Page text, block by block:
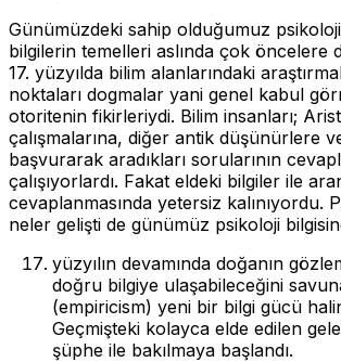
Günümüzdeki sahip olduğumuz psikoloji
bilgilerin temelleri aslında çok öncelere
17. yüzyılda bilim alanlarındaki
noktaları dogmalar yani genel kabul
otoritenin fikirleriydi. Bilim insanları;
çalışmalarına, diğer antik düşünürlere
başvurarak aradıkları sorularının
çalışıyorlardı. Fakat eldeki bilgiler ile
cevaplanmasında yetersiz kalınıyordu.
neler gelişti de günümüz psikoloji
yüzyılın devamında doğanın
doğru bilgiye ulaşabileceğini
(empiricism) yeni bir bilgi gücü
Geçmişteki kolayca elde edilen
şüphe ile bakılmaya başlandı.